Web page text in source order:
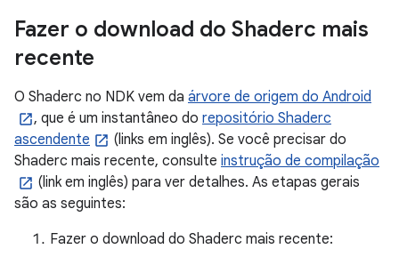
Fazer o download do Shaderc mais
recente
O Shaderc no NDK vem da árvore de origem do Android
, que é um instantâneo do repositório Shaderc
ascendente
(links em inglês). Se você precisar do
Shaderc mais recente, consulte instrução de compilação
(link em inglês) para ver detalhes. As etapas gerais
são as seguintes:
Fazer o download do Shaderc mais recente: